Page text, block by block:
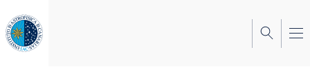
al
contenido
principal